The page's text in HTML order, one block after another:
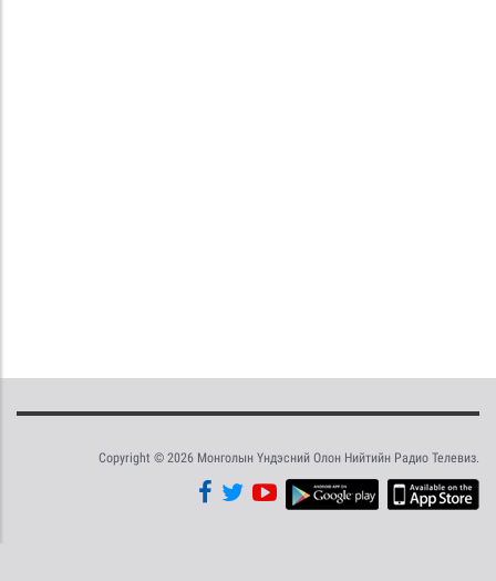
Copyright © 2026 Монголын Үндэсний Олон Нийтийн Радио Телевиз.